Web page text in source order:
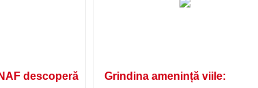
descoperă
Grindina amenință viile: